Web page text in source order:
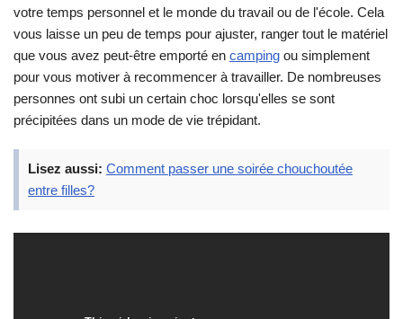
votre temps personnel et le monde du travail ou de l'école. Cela
vous laisse un peu de temps pour ajuster, ranger tout le matériel
que vous avez peut-être emporté en camping ou simplement
pour vous motiver à recommencer à travailler. De nombreuses
personnes ont subi un certain choc lorsqu'elles se sont
précipitées dans un mode de vie trépidant.
Lisez aussi: Comment passer une soirée chouchoutée
entre filles?